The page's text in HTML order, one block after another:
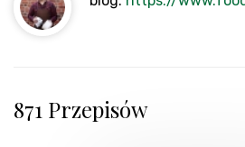
871 Przepisów